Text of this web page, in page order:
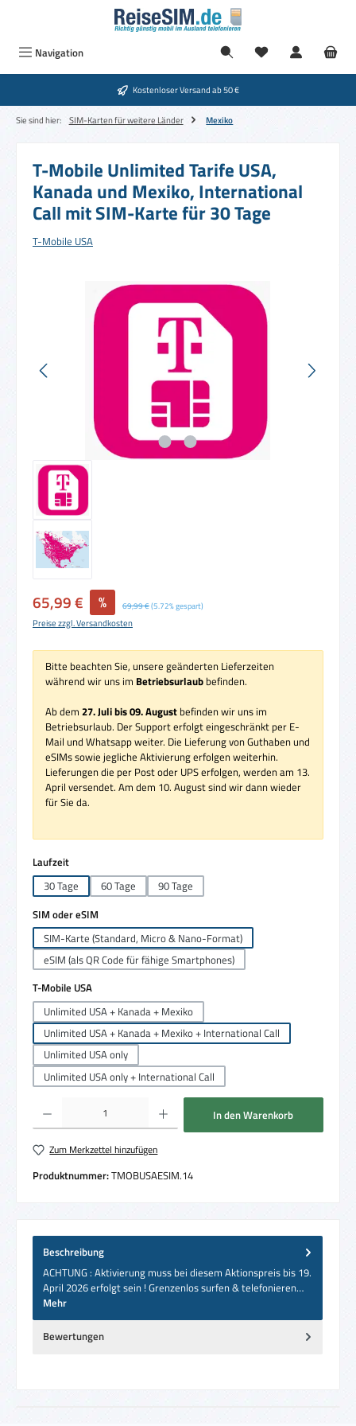
Zum Hauptinhalt springen
Navigation
Kostenloser Versand ab 50 €
Sie sind hier: SIM-Karten für weitere Länder Mexiko
T-Mobile Unlimited Tarife USA,
Kanada und Mexiko, International
Call mit SIM-Karte für 30 Tage
T-Mobile USA
Bildergalerie überspringen
Verkaufspreis:
65,99 € % Regulärer Preis:
69,99 €(5.72% gespart)
Preise zzgl. Versandkosten
Bitte beachten Sie, unsere geänderten Lieferzeiten
während wir uns im Betriebsurlaub befinden.
Ab dem 27. Juli bis 09. August befinden wir uns im
Betriebsurlaub. Der Support erfolgt eingeschränkt per E-
Mail und Whatsapp weiter. Die Lieferung von Guthaben und
eSIMs sowie jegliche Aktivierung erfolgen weiterhin.
Lieferungen die per Post oder UPS erfolgen, werden am 13.
April versendet. Am dem 10. August sind wir dann wieder
für Sie da.
Laufzeitauswählen
30 Tage
60 Tage
90 Tage
SIM oder eSIM
SIM-Karte (Standard, Micro & Nano-Format)
eSIM (als QR Code für fähige Smartphones)
T-Mobile USAauswählen
Unlimited USA + Kanada + Mexiko
Unlimited USA + Kanada + Mexiko + International Call
Unlimited USA only
Unlimited USA only + International Call
Produkt Anzahl: Gib den gewünschten Wert ein oder benutze die Schaltflächen um
In den Warenkorb
Zum Merkzettel hinzufügen
Produktnummer:TMOBUSAESIM.14
Beschreibung
ACHTUNG : Aktivierung muss bei diesem Aktionspreis bis 19.
April 2026 erfolgt sein ! Grenzenlos surfen & telefonieren…
Mehr
Bewertungen